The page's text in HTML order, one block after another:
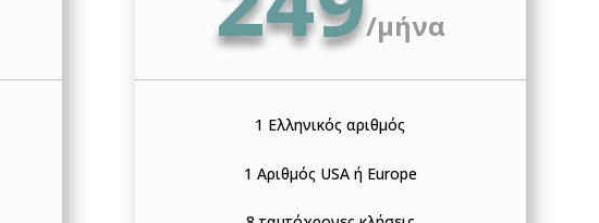
/μήνα
1 Ελληνικός αριθμός
1 Αριθμός USA ή Europe